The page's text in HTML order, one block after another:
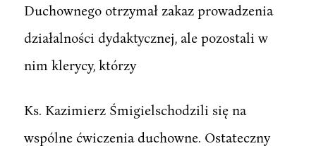
Duchownego otrzymał zakaz prowadzenia
działalności dydaktycznej, ale pozostali w
nim klerycy, którzy
Ks. Kazimierz Śmigielschodzili się na
wspólne ćwiczenia duchowne. Ostateczny